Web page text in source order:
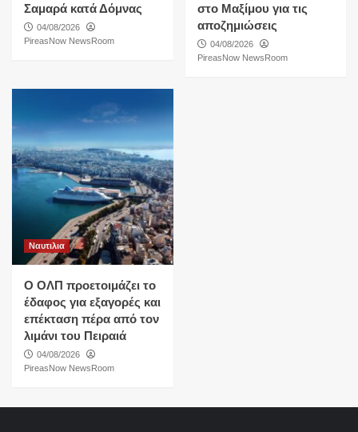
Σαμαρά κατά Δόμνας
04/08/2026
PireasNow NewsRoom
στο Μαξίμου για τις
αποζημιώσεις
04/08/2026
PireasNow NewsRoom
Ναυτιλια
O ΟΛΠ προετοιμάζει το
έδαφος για εξαγορές και
επέκταση πέρα από τον
λιμάνι του Πειραιά
04/08/2026
PireasNow NewsRoom